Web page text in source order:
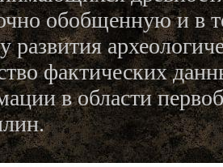
обобщенную и в
развития
фактических
в области